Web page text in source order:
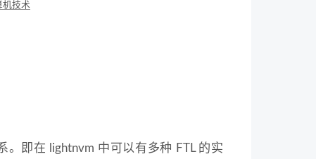
机技术
。即在 lightnvm 中可以有多种 FTL 的实